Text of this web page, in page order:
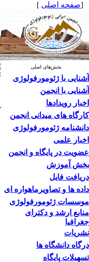
[صفحه اصلی ]
بخش‌های اصلی
آشنایی با ژئومورفولوژی
آشنایی با انجمن
اخبار رویدادها
کارگاه های میدانی انجمن
دانشنامه ژئومورفولوژی
اخبار علمی
عضویت در پایگاه و انجمن
بخش آموزش
دریافت فایل
داده ها و تصاویرماهواره ای
موسسات ژئومورفولوژی
منابع ارشد و دکترای
جغرافیا
نشریات
درگاه دانشگاه ها
تسهیلات پایگاه